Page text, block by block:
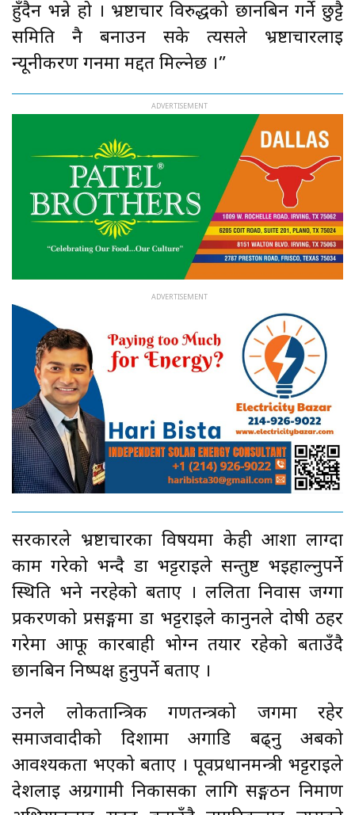
हुँदैन भन्ने हो । भ्रष्टाचार विरुद्धको छानबिन गर्ने छुट्टै
समिति नै बनाउन सके त्यसले भ्रष्टाचारलाई
न्यूनीकरण गर्नमा मद्दत मिल्नेछ ।”
सरकारले भ्रष्टाचारका विषयमा केही आशा लाग्दा
काम गरेको भन्दै डा भट्टराईले सन्तुष्ट भइहाल्नुपर्ने
स्थिति भने नरहेको बताए । ललिता निवास जग्गा
प्रकरणको प्रसङ्गमा डा भट्टराईले कानुनले दोषी ठहर
गरेमा आफू कारबाही भोग्न तयार रहेको बताउँदै
छानबिन निष्पक्ष हुनुपर्ने बताए ।
उनले लोकतान्त्रिक गणतन्त्रको जगमा रहेर
समाजवादीको दिशामा अगाडि बढ्नु अबको
आवश्यकता भएको बताए । पूर्वप्रधानमन्त्री भट्टराईले
देशलाई अग्रगामी निकासका लागि सङ्गठन निर्माण